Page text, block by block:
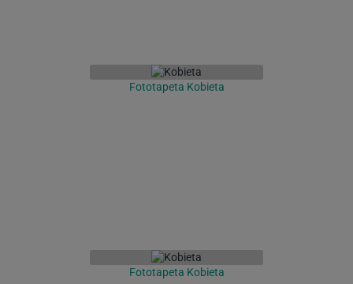
Fototapeta Kobieta
Fototapeta Kobieta